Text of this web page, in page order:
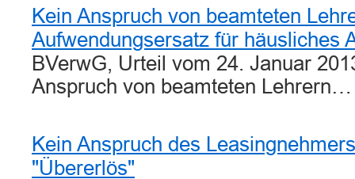
Kein Anspruch von beamteten
Aufwendungsersatz für häusliches
BVerwG, Urteil vom 24. Januar
Anspruch von beamteten Lehrern…
Kein Anspruch des
"Übererlös"